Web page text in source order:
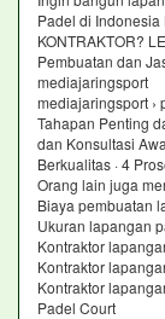
Padel di Indonesia
KONTRAKTOR?
Pembuatan dan
mediajaringsport
mediajaringsport ›
Tahapan Penting
dan Konsultasi
Berkualitas · 4
Orang lain juga
Biaya pembuatan
Ukuran lapangan
Kontraktor
Kontraktor
Kontraktor
Padel Court